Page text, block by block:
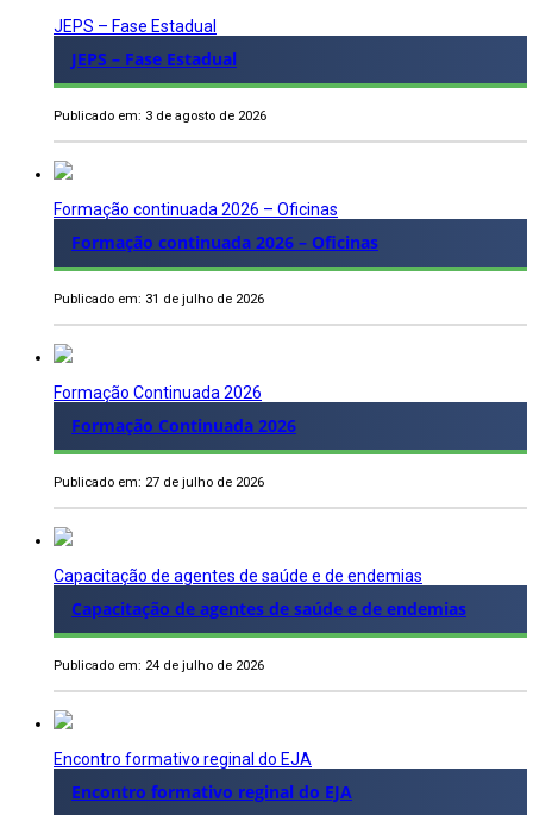
JEPS – Fase Estadual
JEPS – Fase Estadual
Publicado em: 3 de agosto de 2026
Formação continuada 2026 – Oficinas
Formação continuada 2026 – Oficinas
Publicado em: 31 de julho de 2026
Formação Continuada 2026
Formação Continuada 2026
Publicado em: 27 de julho de 2026
Capacitação de agentes de saúde e de endemias
Capacitação de agentes de saúde e de endemias
Publicado em: 24 de julho de 2026
Encontro formativo reginal do EJA
Encontro formativo reginal do EJA